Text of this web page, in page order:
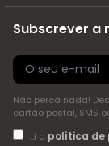
Subscrever a
Não perca nada!
cartão postal, SMS
Li a política de